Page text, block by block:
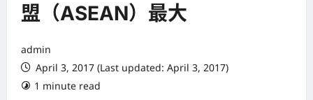
盟（ASEAN）最大
admin
April 3, 2017 (Last updated: April 3, 2017)
1 minute read